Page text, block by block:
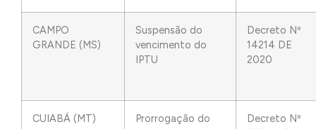
CAMPO
GRANDE (MS)
Suspensão do
vencimento do
IPTU
Decreto Nº
14214 DE
2020
CUIABÁ (MT)
Prorrogação do
Decreto Nº